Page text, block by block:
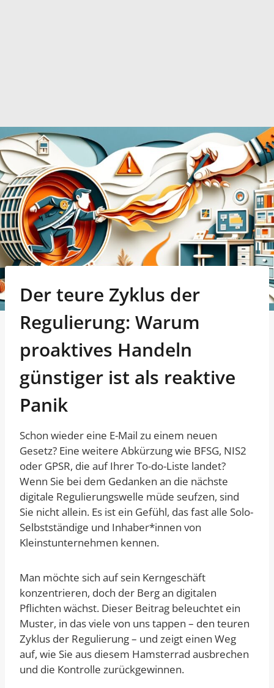
Der teure Zyklus der
Regulierung: Warum
proaktives Handeln
günstiger ist als reaktive
Panik
Schon wieder eine E-Mail zu einem neuen
Gesetz? Eine weitere Abkürzung wie BFSG, NIS2
oder GPSR, die auf Ihrer To-do-Liste landet?
Wenn Sie bei dem Gedanken an die nächste
digitale Regulierungswelle müde seufzen, sind
Sie nicht allein. Es ist ein Gefühl, das fast alle Solo-
Selbstständige und Inhaber*innen von
Kleinstunternehmen kennen.
Man möchte sich auf sein Kerngeschäft
konzentrieren, doch der Berg an digitalen
Pflichten wächst. Dieser Beitrag beleuchtet ein
Muster, in das viele von uns tappen – den teuren
Zyklus der Regulierung – und zeigt einen Weg
auf, wie Sie aus diesem Hamsterrad ausbrechen
und die Kontrolle zurückgewinnen.